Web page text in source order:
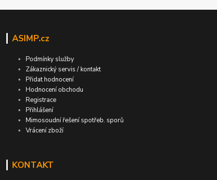
ASIMP.cz
Podmínky služby
Zákaznický servis / kontakt
Přidat hodnocení
Hodnocení obchodu
Registrace
Přihlášení
Mimosoudní řešení spotřeb. sporů
Vrácení zboží
KONTAKT